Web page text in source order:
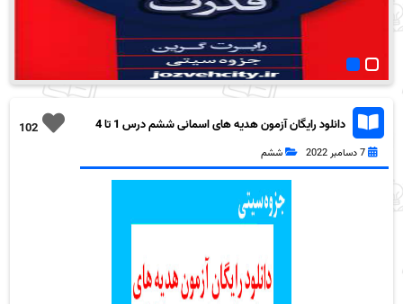
102
دانلود رایگان آزمون هدیه های اسمانی ششم درس 1 تا 4
7 دسامبر 2022 ششم